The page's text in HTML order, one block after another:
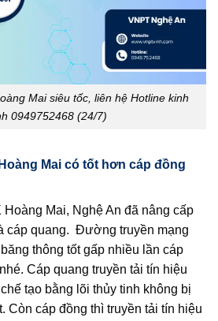
Mai siêu tốc, liên hệ Hotline kinh
0949752468 (24/7)
Mai có tốt hơn cáp đồng
Mai, Nghệ An đã nâng cấp
cáp quang. Đường truyền mạng
thông tốt gấp nhiều lần cáp
Cáp quang truyền tải tín hiệu
tạo bằng lõi thủy tinh không bị
Còn cáp đồng thì truyền tải tín hiệu